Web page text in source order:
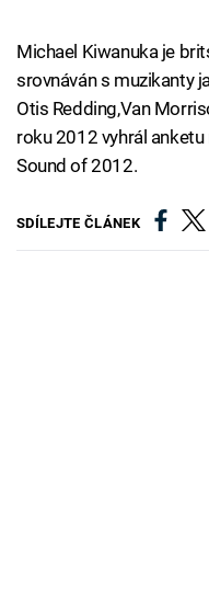
Michael Kiwanuka je
srovnáván s muzikanty
Otis Redding,Van
roku 2012 vyhrál
Sound of 2012.
SDÍLEJTE ČLÁNEK